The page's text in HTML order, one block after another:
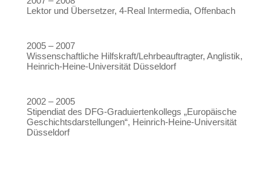
Lektor und Übersetzer, 4-Real Intermedia, Offenbach
2005 – 2007
Wissenschaftliche Hilfskraft/Lehrbeauftragter, Anglistik,
Heinrich-Heine-Universität Düsseldorf
2002 – 2005
Stipendiat des DFG-Graduiertenkollegs „Europäische
Geschichtsdarstellungen“, Heinrich-Heine-Universität
Düsseldorf